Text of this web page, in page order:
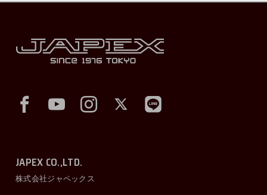
JAPEX CO.,LTD.
株式会社ジャペックス